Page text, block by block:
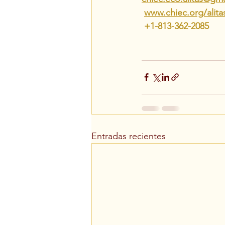
www.chiec.org/
+1-813-362-2085
Entradas recientes